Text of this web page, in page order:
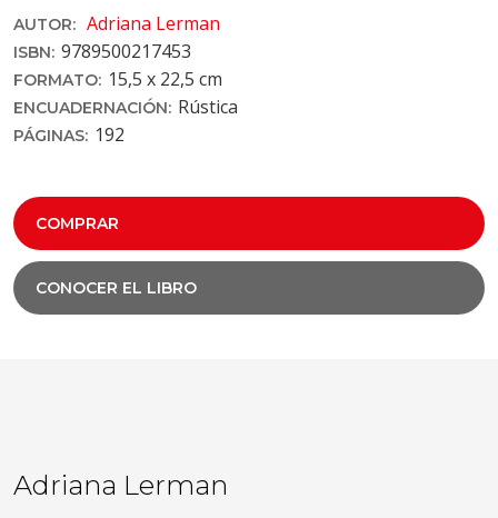
AUTOR: Adriana Lerman
ISBN: 9789500217453
FORMATO: 15,5 x 22,5 cm
ENCUADERNACIÓN: Rústica
PÁGINAS: 192
COMPRAR
CONOCER EL LIBRO
Adriana Lerman